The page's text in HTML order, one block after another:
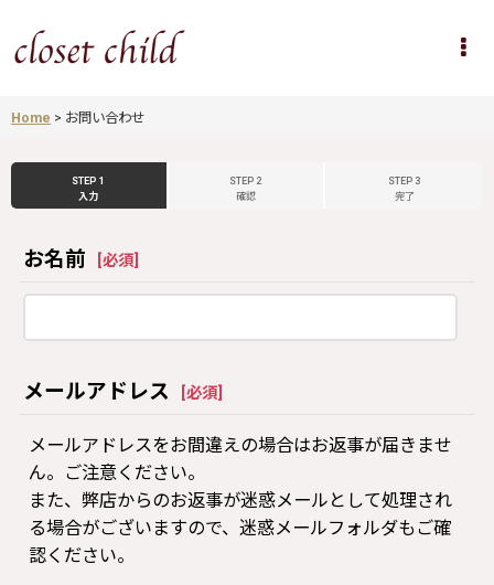
Home > お問い合わせ
STEP 1
入力
STEP 2
確認
STEP 3
完了
お名前 必須
メールアドレス 必須
メールアドレスをお間違えの場合はお返事が届きませ
ん。ご注意ください。
また、弊店からのお返事が迷惑メールとして処理され
る場合がございますので、迷惑メールフォルダもご確
認ください。